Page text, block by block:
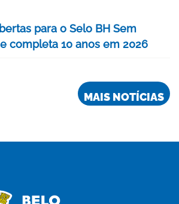
para o Selo BH Sem
completa 10 anos em 2026
MAIS NOTÍCIAS